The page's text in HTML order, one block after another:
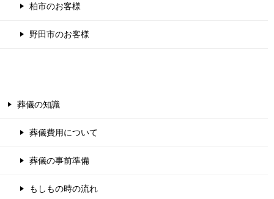
柏市のお客様
野田市のお客様
葬儀の知識
葬儀費用について
葬儀の事前準備
もしもの時の流れ